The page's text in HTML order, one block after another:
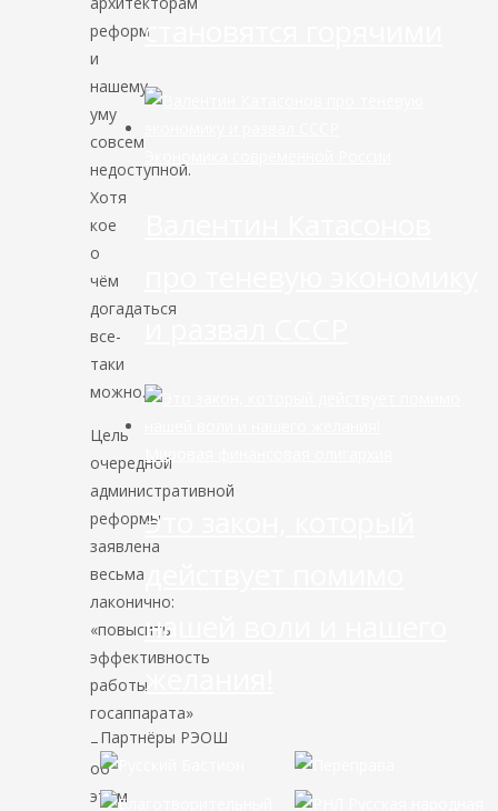
реформ
и
нашему
уму
совсем
недоступной.
Хотя
кое
о
чём
догадаться
все-
таки
можно.
Цель
очередной
административной
реформы
заявлена
весьма
лаконично:
«повысить
эффективность
работы
госаппарата»
–
об
этом
становятся горячими
Мировая финансовая олигархия
Это закон, который
нашей воли и нашего
желания!
Партнёры РЭОШ